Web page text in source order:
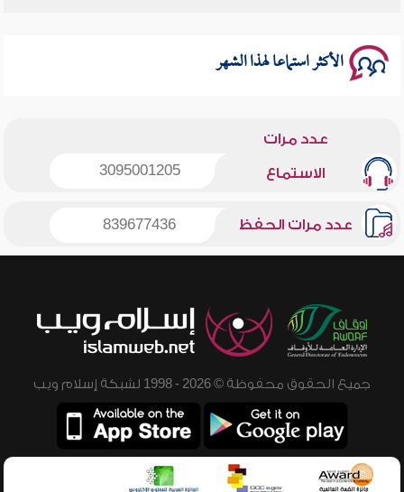
الأكثر استماعا لهذا الشهر
عدد مرات
الاستماع 3095001205
عدد مرات الحفظ 839677436
جميع الحقوق محفوظة © 2026 - 1998 لشبكة إسلام ويب